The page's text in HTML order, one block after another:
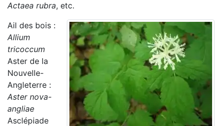
Actaea rubra, etc.
Ail des bois :
Allium
tricoccum
Aster de la
Nouvelle-
Angleterre :
Aster nova-
angliae
Asclépiade